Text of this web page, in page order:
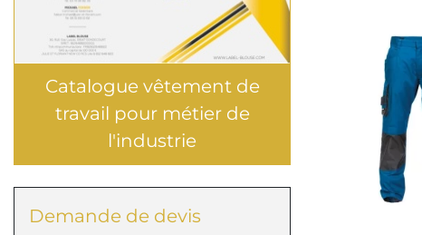
Catalogue vêtement de
travail pour métier de
l'industrie
Demande de devis